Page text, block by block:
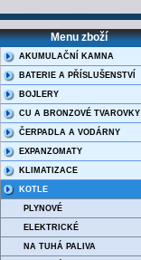
Menu zboží
AKUMULAČNÍ KAMNA
BATERIE A PŘÍSLUŠENSTVÍ
BOJLERY
CU A BRONZOVÉ TVAROVKY
ČERPADLA A VODÁRNY
EXPANZOMATY
KLIMATIZACE
KOTLE
PLYNOVÉ
ELEKTRICKÉ
NA TUHÁ PALIVA